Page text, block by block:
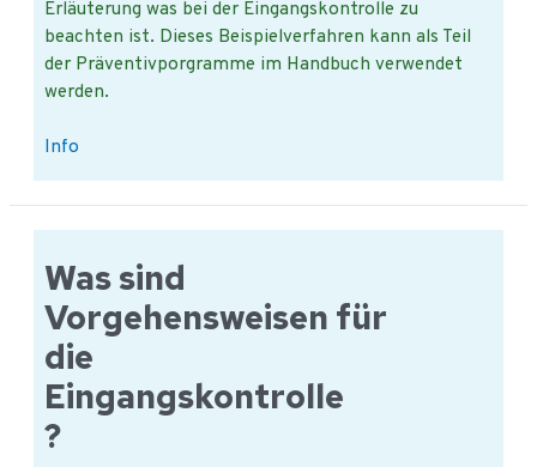
Erläuterung was bei der Eingangskontrolle zu
beachten ist. Dieses Beispielverfahren kann als Teil
der Präventivporgramme im Handbuch verwendet
werden.
Was
bei
der
zu
beachten?
Info
Was sind
Vorgehensweisen für
die
Eingangskontrolle
?